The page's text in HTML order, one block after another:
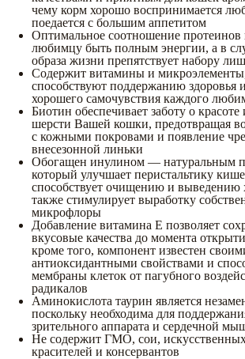
чему корм хорошо воспринимается
поедается с большим аппетитом
Оптимальное соотношение
любимцу быть полным энергии, а в
образа жизни препятствует набору
Содержит витамины и
способствуют поддержанию здоровья
хорошего самочувствия каждого
Биотин обеспечивает заботу о
шерсти Вашей кошки, предотвращая
с кожными покровами и появление
внесезонной линьки
Обогащен инулином — натуральным
который улучшает перистальтику
способствует очищению и выведению
также стимулирует выработку
микрофлоры
Добавление витамина Е позволяет
вкусовые качества до момента
кроме того, компонент известен
антиоксидантными свойствами и
мембраны клеток от пагубного
радикалов
Аминокислота таурин является
поскольку необходима для
зрительного аппарата и сердечной
Не содержит ГМО, сои, искусственных
красителей и консервантов